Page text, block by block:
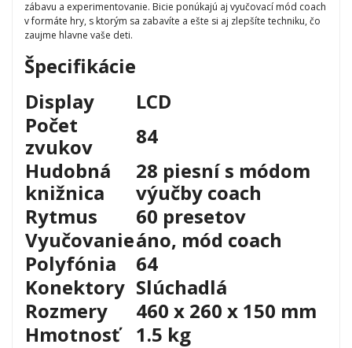
zábavu a experimentovanie. Bicie ponúkajú aj vyučovací mód coach
v formáte hry, s ktorým sa zabavíte a ešte si aj zlepšíte techniku, čo
zaujme hlavne vaše deti.
Špecifikácie
Display
LCD
Počet
zvukov
84
Hudobná
knižnica
28 piesní s módom
výučby coach
Rytmus
60 presetov
Vyučovanieáno, mód coach
Polyfónia
64
Konektory Slúchadlá
Rozmery
460 x 260 x 150 mm
Hmotnosť
1.5 kg